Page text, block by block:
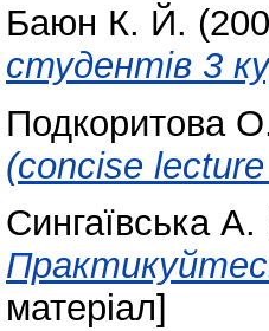
Баюн К. Й.
студентів 3
Подкоритова
(concise
Сингаївська А.
матеріал]